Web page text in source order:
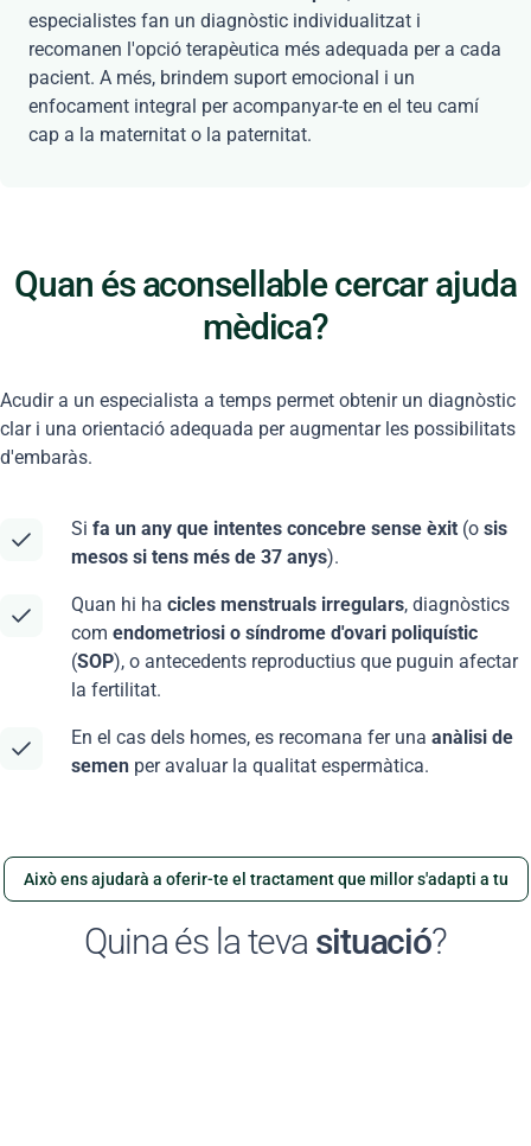
especialistes fan un diagnòstic individualitzat i
recomanen l'opció terapèutica més adequada per a cada
pacient. A més, brindem suport emocional i un
enfocament integral per acompanyar-te en el teu camí
cap a la maternitat o la paternitat.
Quan és aconsellable cercar ajuda
mèdica?
Acudir a un especialista a temps permet obtenir un diagnòstic
clar i una orientació adequada per augmentar les possibilitats
d'embaràs.
Si fa un any que intentes concebre sense èxit (o sis
mesos si tens més de 37 anys).
Quan hi ha cicles menstruals irregulars, diagnòstics
com endometriosi o síndrome d'ovari poliquístic
(SOP), o antecedents reproductius que puguin afectar
la fertilitat.
En el cas dels homes, es recomana fer una anàlisi de
semen per avaluar la qualitat espermàtica.
Això ens ajudarà a oferir-te el tractament que millor s'adapti a tu
Quina és la teva situació?